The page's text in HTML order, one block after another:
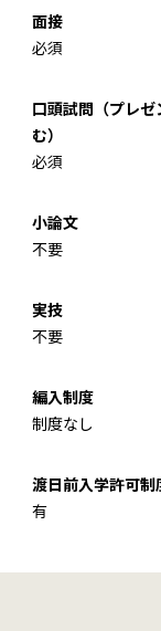
面接
必須
口頭試問（プレゼ
む）
必須
小論文
不要
実技
不要
編入制度
制度なし
渡日前入学許可制
有